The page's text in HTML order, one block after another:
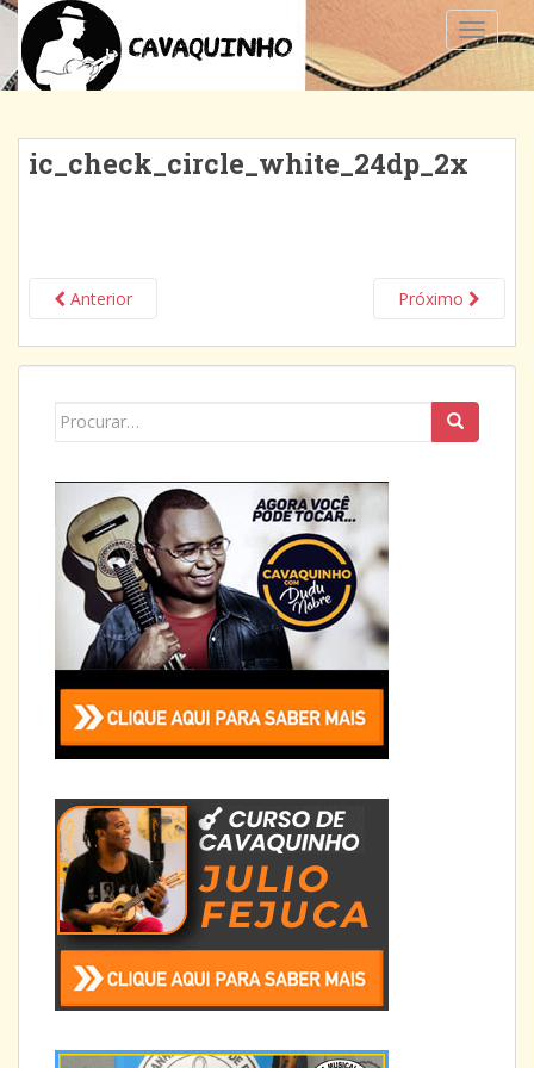
ic_check_circle_white_24dp_2x
Anterior Próximo
Search